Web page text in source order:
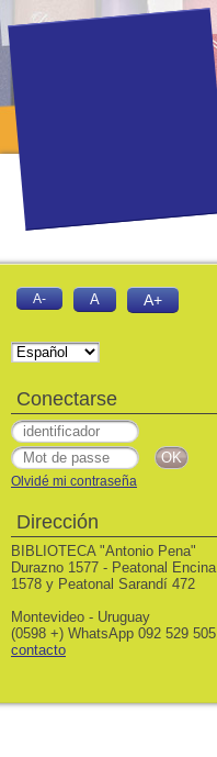
A- A A+
Conectarse
Olvidé mi contraseña
Dirección
BIBLIOTECA "Antonio Pena"
Durazno 1577 - Peatonal Encina
1578 y Peatonal Sarandí 472
Montevideo - Uruguay
(0598 +) WhatsApp 092 529 505
contacto